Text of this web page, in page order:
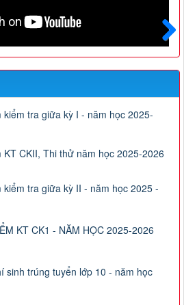
Sau
kiểm tra giữa kỳ I - năm học 2025-
KT CKII, Thi thử năm học 2025-2026
kiểm tra giữa kỳ II - năm học 2025 -
KT CK1 - NĂM HỌC 2025-2026
sinh trúng tuyển lớp 10 - năm học